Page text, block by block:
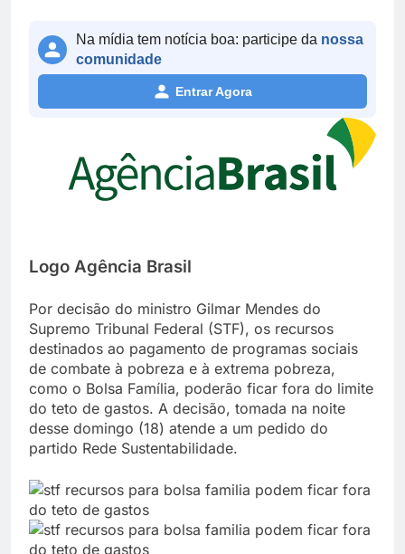
Na mídia tem notícia boa: participe da nossa
comunidade
Entrar Agora
Logo Agência Brasil
Por decisão do ministro Gilmar Mendes do
Supremo Tribunal Federal (STF), os recursos
destinados ao pagamento de programas sociais
de combate à pobreza e à extrema pobreza,
como o Bolsa Família, poderão ficar fora do limite
do teto de gastos. A decisão, tomada na noite
desse domingo (18) atende a um pedido do
partido Rede Sustentabilidade.